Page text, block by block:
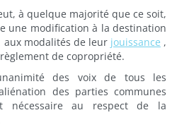
à quelque majorité que ce soit,
une modification à la destination
aux modalités de leur jouissance ,
de copropriété.
des voix de tous les
des parties communes
nécessaire au respect de la